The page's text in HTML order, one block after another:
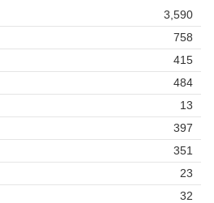
3,590
758
415
484
13
397
351
23
32